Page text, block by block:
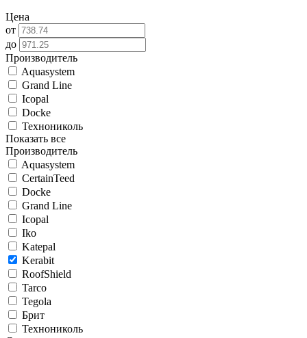
Цена
от
до
Производитель
Aquasystem
Grand Line
Icopal
Docke
Технониколь
Показать все
Производитель
Aquasystem
CertainTeed
Docke
Grand Line
Icopal
Iko
Katepal
Kerabit
RoofShield
Tarco
Tegola
Брит
Технониколь